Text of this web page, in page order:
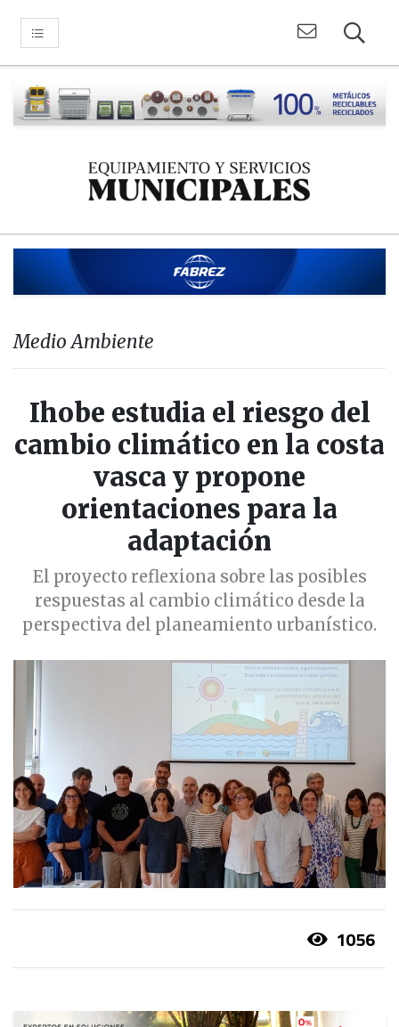
Medio Ambiente
Ihobe estudia el riesgo del
cambio climático en la costa
vasca y propone
orientaciones para la
adaptación
El proyecto reflexiona sobre las posibles
respuestas al cambio climático desde la
perspectiva del planeamiento urbanístico.
1056